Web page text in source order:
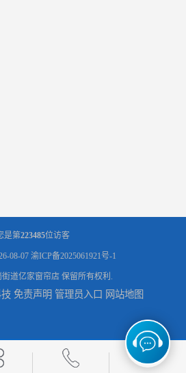
是第223485位访客
08-07 渝ICP备2025061921号-1
道亿家窗帘店 保留所有权利.
免责声明 管理员入口 网站地图